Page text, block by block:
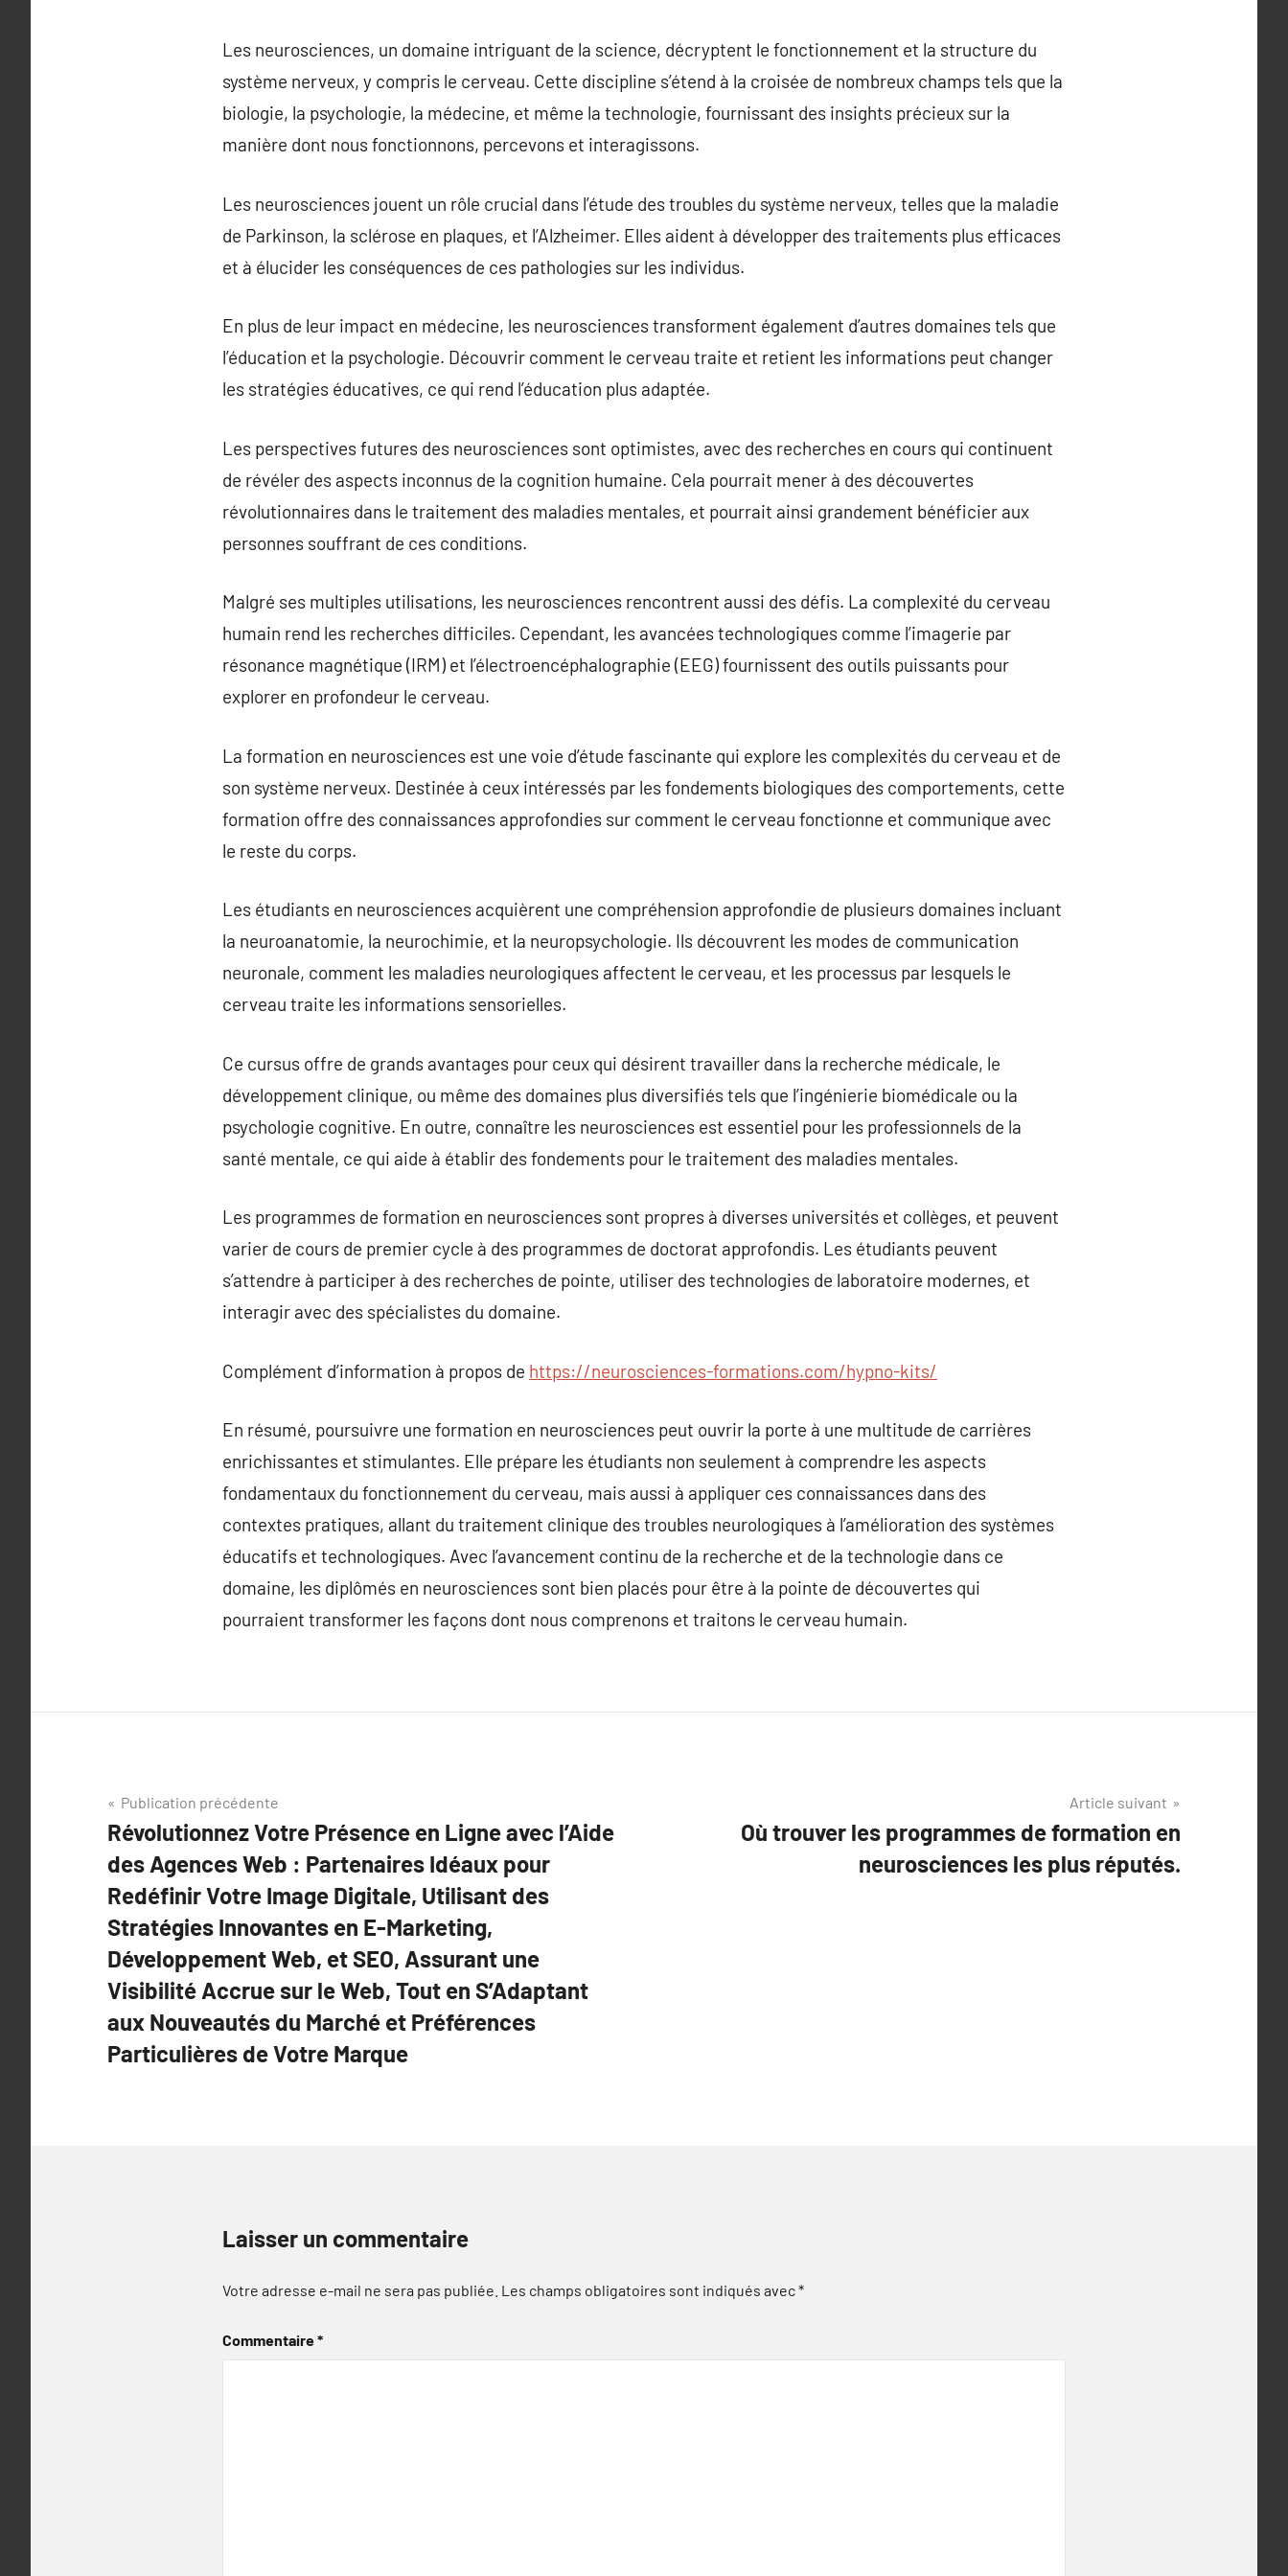
Les neurosciences, un domaine intriguant de la science, décryptent le fonctionnement et la structure du
système nerveux, y compris le cerveau. Cette discipline s’étend à la croisée de nombreux champs tels que la
biologie, la psychologie, la médecine, et même la technologie, fournissant des insights précieux sur la
manière dont nous fonctionnons, percevons et interagissons.
Les neurosciences jouent un rôle crucial dans l’étude des troubles du système nerveux, telles que la maladie
de Parkinson, la sclérose en plaques, et l’Alzheimer. Elles aident à développer des traitements plus efficaces
et à élucider les conséquences de ces pathologies sur les individus.
En plus de leur impact en médecine, les neurosciences transforment également d’autres domaines tels que
l’éducation et la psychologie. Découvrir comment le cerveau traite et retient les informations peut changer
les stratégies éducatives, ce qui rend l’éducation plus adaptée.
Les perspectives futures des neurosciences sont optimistes, avec des recherches en cours qui continuent
de révéler des aspects inconnus de la cognition humaine. Cela pourrait mener à des découvertes
révolutionnaires dans le traitement des maladies mentales, et pourrait ainsi grandement bénéficier aux
personnes souffrant de ces conditions.
Malgré ses multiples utilisations, les neurosciences rencontrent aussi des défis. La complexité du cerveau
humain rend les recherches difficiles. Cependant, les avancées technologiques comme l’imagerie par
résonance magnétique (IRM) et l’électroencéphalographie (EEG) fournissent des outils puissants pour
explorer en profondeur le cerveau.
La formation en neurosciences est une voie d’étude fascinante qui explore les complexités du cerveau et de
son système nerveux. Destinée à ceux intéressés par les fondements biologiques des comportements, cette
formation offre des connaissances approfondies sur comment le cerveau fonctionne et communique avec
le reste du corps.
Les étudiants en neurosciences acquièrent une compréhension approfondie de plusieurs domaines incluant
la neuroanatomie, la neurochimie, et la neuropsychologie. Ils découvrent les modes de communication
neuronale, comment les maladies neurologiques affectent le cerveau, et les processus par lesquels le
cerveau traite les informations sensorielles.
Ce cursus offre de grands avantages pour ceux qui désirent travailler dans la recherche médicale, le
développement clinique, ou même des domaines plus diversifiés tels que l’ingénierie biomédicale ou la
psychologie cognitive. En outre, connaître les neurosciences est essentiel pour les professionnels de la
santé mentale, ce qui aide à établir des fondements pour le traitement des maladies mentales.
Les programmes de formation en neurosciences sont propres à diverses universités et collèges, et peuvent
varier de cours de premier cycle à des programmes de doctorat approfondis. Les étudiants peuvent
s’attendre à participer à des recherches de pointe, utiliser des technologies de laboratoire modernes, et
interagir avec des spécialistes du domaine.
Complément d’information à propos de https://neurosciences-formations.com/hypno-kits/
En résumé, poursuivre une formation en neurosciences peut ouvrir la porte à une multitude de carrières
enrichissantes et stimulantes. Elle prépare les étudiants non seulement à comprendre les aspects
fondamentaux du fonctionnement du cerveau, mais aussi à appliquer ces connaissances dans des
contextes pratiques, allant du traitement clinique des troubles neurologiques à l’amélioration des systèmes
éducatifs et technologiques. Avec l’avancement continu de la recherche et de la technologie dans ce
domaine, les diplômés en neurosciences sont bien placés pour être à la pointe de découvertes qui
pourraient transformer les façons dont nous comprenons et traitons le cerveau humain.
Navigation
de
l’article
Publication précédente
Révolutionnez Votre Présence en Ligne avec l’Aide
des Agences Web : Partenaires Idéaux pour
Redéfinir Votre Image Digitale, Utilisant des
Stratégies Innovantes en E-Marketing,
Développement Web, et SEO, Assurant une
Visibilité Accrue sur le Web, Tout en S’Adaptant
aux Nouveautés du Marché et Préférences
Particulières de Votre Marque
Article suivant
Où trouver les programmes de formation en
neurosciences les plus réputés.
Laisser un commentaire
Votre adresse e-mail ne sera pas publiée. Les champs obligatoires sont indiqués avec*
Commentaire*